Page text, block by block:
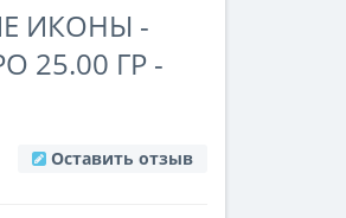
ИКОНЫ -
25.00 ГР -
Оставить отзыв